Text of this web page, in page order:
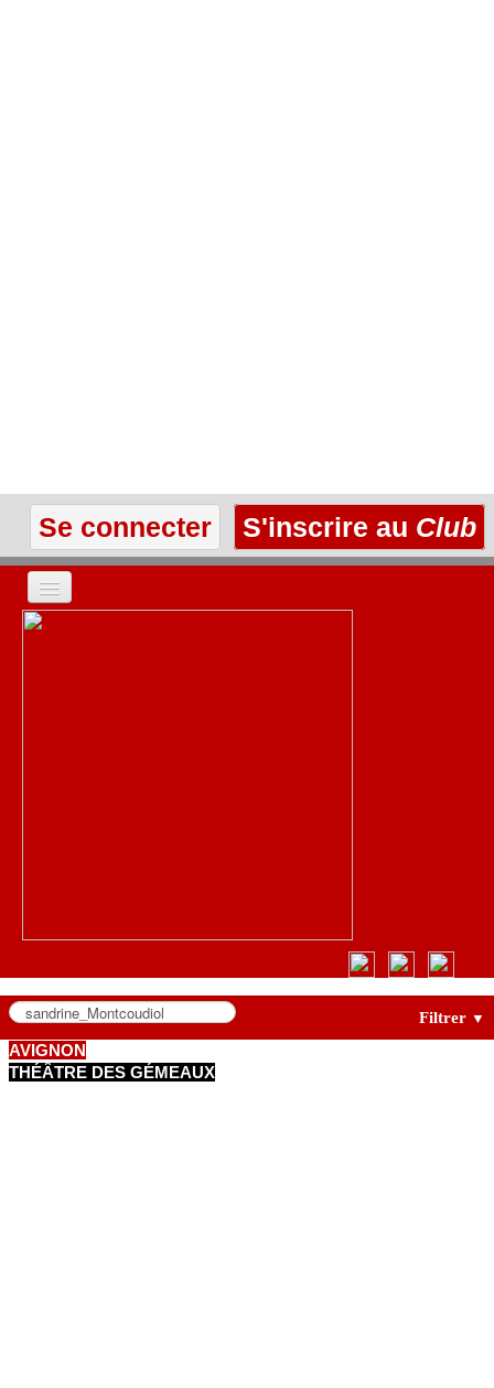
Se connecter S'inscrire au Club
Filtrer ▼
AVIGNON
THÉÂTRE DES GÉMEAUX